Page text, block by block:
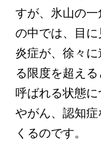
すが、氷山の
の中では、目
炎症が、徐々
る限度を超え
呼ばれる状態
やがん、認知
くるのです。